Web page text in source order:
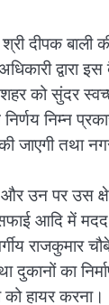
दीपक
द्वारा
को सुंदर
निम्न
जाएगी तथा
उन पर उस
आदि में
राजकुमार
दुकानों का
को हायर करना।